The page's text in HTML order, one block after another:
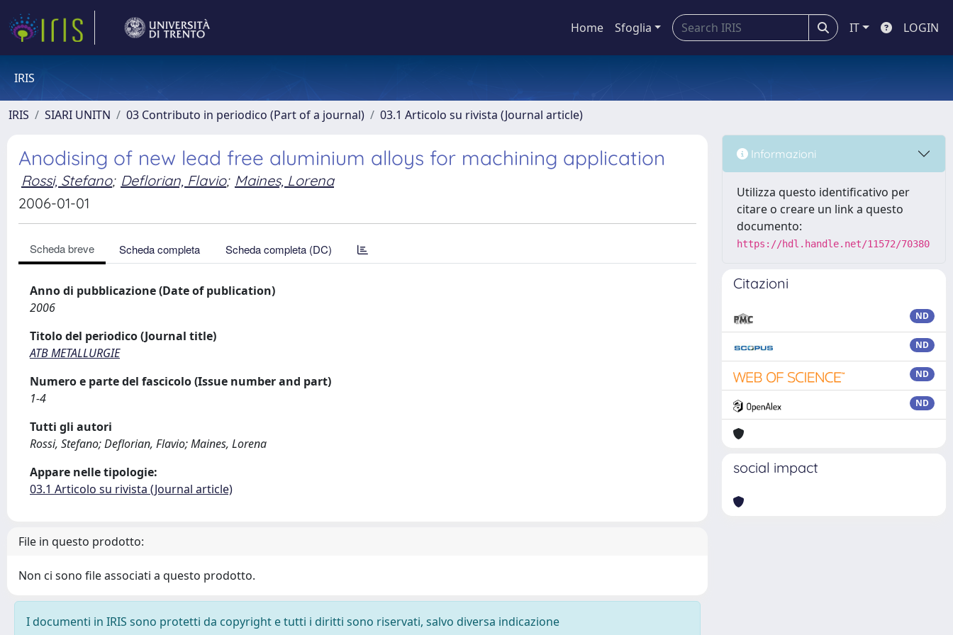
Home Sfoglia IT LOGIN
IRIS
IRIS SIARI UNITN 03 Contributo in periodico (Part of a journal) 03.1 Articolo su rivista (Journal article)
Anodising of new lead free aluminium alloys for machining application
Rossi, Stefano; Deflorian, Flavio; Maines, Lorena
2006-01-01
Scheda breve Scheda completa Scheda completa (DC)
Anno di pubblicazione (Date of publication)
2006
Titolo del periodico (Journal title)
ATB METALLURGIE
Numero e parte del fascicolo (Issue number and part)
1-4
Tutti gli autori
Rossi, Stefano; Deflorian, Flavio; Maines, Lorena
Appare nelle tipologie:
03.1 Articolo su rivista (Journal article)
File in questo prodotto:
Non ci sono file associati a questo prodotto.
I documenti in IRIS sono protetti da copyright e tutti i diritti sono riservati, salvo diversa indicazione
Informazioni
Utilizza questo identificativo per
citare o creare un link a questo
documento:
https://hdl.handle.net/11572/70380
Citazioni
ND
ND
ND
ND
social impact